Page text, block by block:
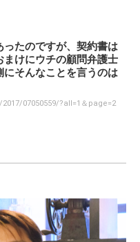
ったのですが、契約書は
けにウチの顧問弁護士
そんなことを言うのは
07050559/?all=1＆page=2